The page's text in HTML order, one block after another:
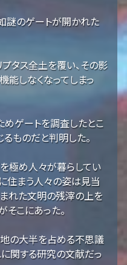
謎のゲートが開かれた
タス全土を覆い、その影
しなくなってしまっ
ゲートを調査したとこ
るものだと判明した。
極め人々が暮らしてい
住まう人々の姿は見当
れた文明の残滓の上を
こにあった。
の大半を占める不思議
に関する研究の文献だっ